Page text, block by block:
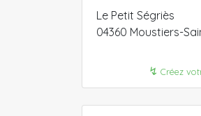
Le Petit Ségriès
04360 Moustiers-
↯ Créez